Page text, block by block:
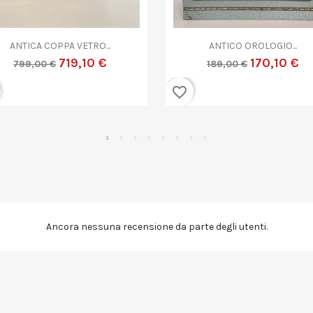
 Anteprima
ANTICO CESTINO VINTAGE...
99,00 € 89,10 €
Anteprima
GRANDE VASO VETRO
199,00 € 179,10 €
favorite_border
Ancora nessuna recensione da parte degli utenti.